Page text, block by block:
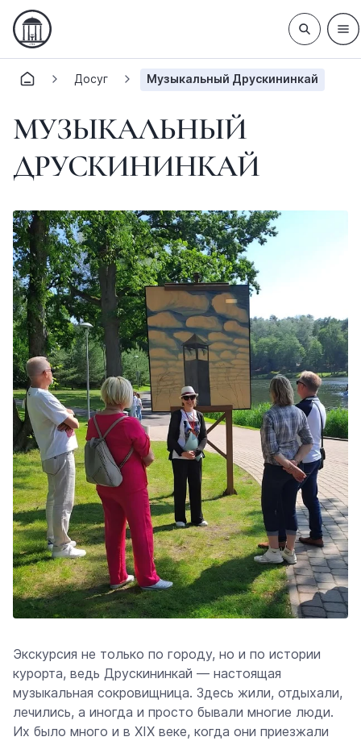
Досуг Музыкальный Друскининкай
МУЗЫКАЛЬНЫЙ
ДРУСКИНИНКАЙ
Экскурсия не только по городу, но и по истории
курорта, ведь Друскининкай — настоящая
музыкальная сокровищница. Здесь жили, отдыхали,
лечились, а иногда и просто бывали многие люди.
Их было много и в XIX веке, когда они приезжали